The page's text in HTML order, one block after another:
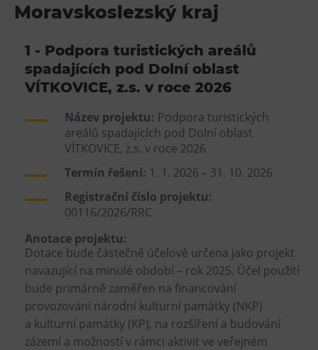
CØKAFE Dolní Vítkovice
Catering
Ubytování
Hotel VP1
Vila Liběna
Další
Narozeninové oslavy
Tematické dárkové poukazy
Pro školy
DOVýuky
Kroužky pro děti
Výjezdní akce
Moravskoslezský kraj
1 - Podpora turistických areálů
spadajících pod Dolní oblast
VÍTKOVICE, z.s. v roce 2026
Název projektu: Podpora turistických
areálů spadajících pod Dolní oblast
VÍTKOVICE, z.s. v roce 2026
Termín řešení: 1. 1. 2026 – 31. 10. 2026
Registrační číslo projektu:
00116/2026/RRC
Anotace projektu:
Dotace bude částečně účelově určena jako projekt
navazující na minulé období – rok 2025. Účel použití
bude primárně zaměřen na financování
provozování národní kulturní památky (NKP)
a kulturní památky (KP), na rozšíření a budování
zázemí a možností v rámci aktivit ve veřejném